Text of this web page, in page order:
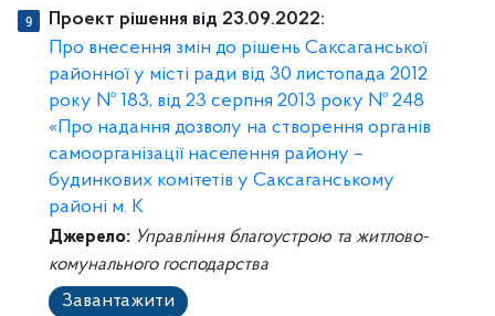
Проект рішення від 23.09.2022:
Про внесення змін до рішень Саксаганської
районної у місті ради від 30 листопада 2012
року № 183, від 23 серпня 2013 року № 248
«Про надання дозволу на створення органів
самоорганізації населення району –
будинкових комітетів у Саксаганському
районі м. К
Джерело: Управління благоустрою та житлово-
комунального господарства
Завантажити